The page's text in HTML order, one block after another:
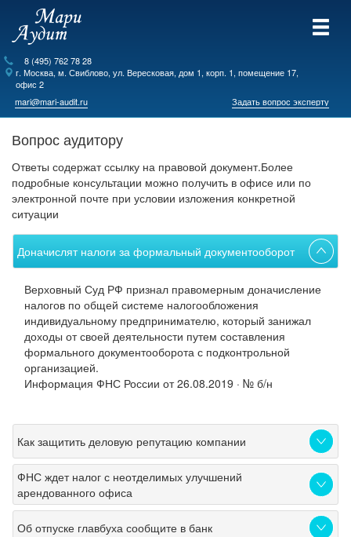
8 (495) 762 78 28
г. Москва, м. Свиблово,ул. Вересковая, дом 1, корп. 1, помещение 17,
офис 2
mari@mari-audit.ru
Задать вопрос эксперту
Вопрос аудитору
Ответы содержат ссылку на правовой документ.Более
подробные консультации можно получить в офисе или по
электронной почте при условии изложения конкретной
ситуации
Доначислят налоги за формальный документооборот
Верховный Суд РФ признал правомерным доначисление
налогов по общей системе налогообложения
индивидуальному предпринимателю, который занижал
доходы от своей деятельности путем составления
формального документооборота с подконтрольной
организацией.
Информация ФНС России от 26.08.2019 · № б/н
Как защитить деловую репутацию компании
ФНС ждет налог с неотделимых улучшений
арендованного офиса
Об отпуске главбуха сообщите в банк